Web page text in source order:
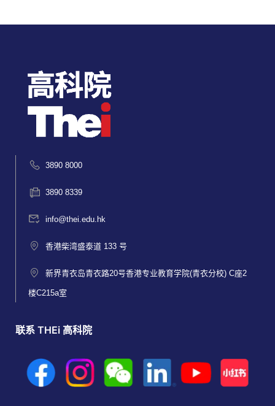
3890 8000
3890 8339
info@thei.edu.hk
香港柴湾盛泰道 133 号
新界青衣岛青衣路20号香港专业教育学院(青衣分校) C座2
楼C215a室
联系 THEi 高科院